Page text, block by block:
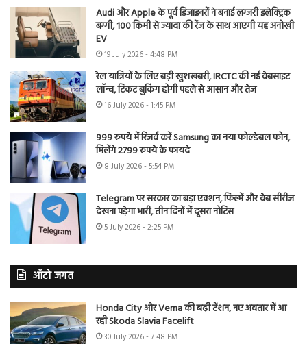
Audi और Apple के पूर्व डिजाइनरों ने बनाई लग्जरी इलेक्ट्रिक
बग्गी, 100 किमी से ज्यादा की रेंज के साथ आएगी यह अनोखी
EV
19 July 2026 - 4:48 PM
रेल यात्रियों के लिए बड़ी खुशखबरी, IRCTC की नई वेबसाइट
लॉन्च, टिकट बुकिंग होगी पहले से आसान और तेज
16 July 2026 - 1:45 PM
999 रुपये में रिजर्व करें Samsung का नया फोल्डेबल फोन,
मिलेंगे 2799 रुपये के फायदे
8 July 2026 - 5:54 PM
Telegram पर सरकार का बड़ा एक्शन, फिल्में और वेब सीरीज
देखना पड़ेगा भारी, तीन दिनों में दूसरा नोटिस
5 July 2026 - 2:25 PM
ऑटो जगत
Honda City और Verna की बढ़ी टेंशन, नए अवतार में आ
रही Skoda Slavia Facelift
30 July 2026 - 7:48 PM